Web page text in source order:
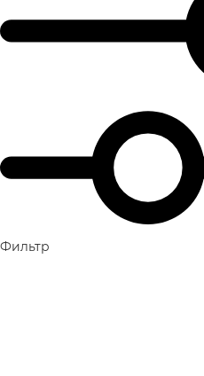
Фильтр